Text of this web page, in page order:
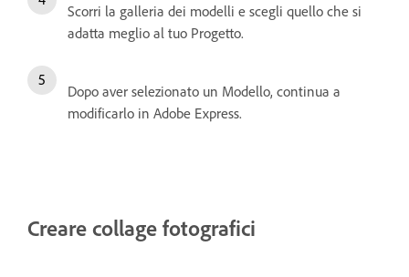
Scorri la galleria dei modelli e scegli quello che si
adatta meglio al tuo Progetto.
Dopo aver selezionato un Modello, continua a
modificarlo in Adobe Express.
Creare collage fotografici